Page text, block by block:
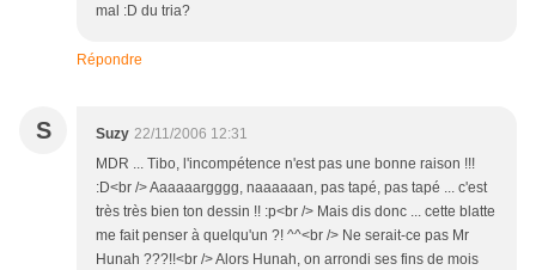
mal :D du tria?
Répondre
S Suzy 22/11/2006 12:31
MDR ... Tibo, l'incompétence n'est pas une bonne raison !!!
:D<br /> Aaaaaargggg, naaaaaan, pas tapé, pas tapé ... c'est
très très bien ton dessin !! :p<br /> Mais dis donc ... cette blatte
me fait penser à quelqu'un ?! ^^<br /> Ne serait-ce pas Mr
Hunah ???!!<br /> Alors Hunah, on arrondi ses fins de mois